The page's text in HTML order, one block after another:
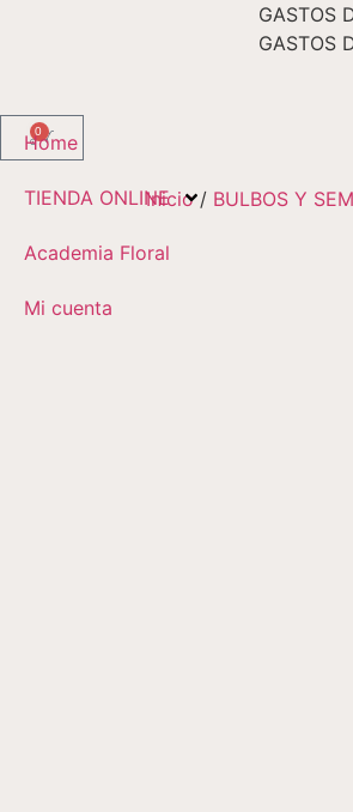
GASTOS
GASTOS
Home
TIENDA ONLINE
Academia Floral
Mi cuenta
0
Inicio/ BULBOS Y